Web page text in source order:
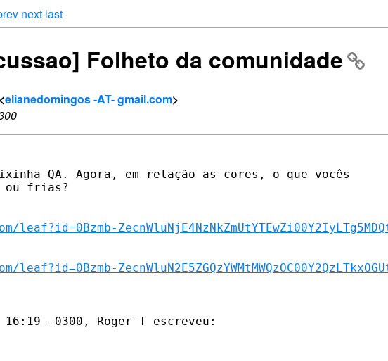
next last
Folheto da comunidade
elianedomingos -AT- gmail.com>
QA. Agora, em relação as cores, o que vocês
ou frias?
16:19 -0300, Roger T escreveu: